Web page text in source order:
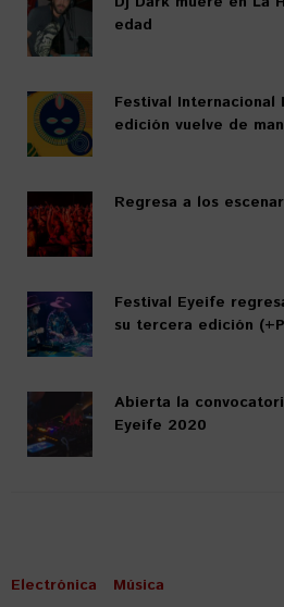
edad
Festival Internacional
edición vuelve de
Regresa a los
Festival Eyeife
su tercera edición
Abierta la
Eyeife 2020
Electrónica Música